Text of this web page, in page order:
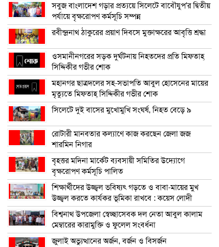
সবুজ বাংলাদেশ গড়ার প্রত্যয়ে সিলেটে বাবৌযুপ’র দ্বিতীয়
পর্যায়ে বৃক্ষরোপণ কর্মসূচি সম্পন্ন
রবীন্দ্রনাথ ঠাকুরের প্রয়াণ দিবসে মুক্তাক্ষরের আবৃত্তি শ্রদ্ধা
ওসমানীনগরের সড়ক দুর্ঘটনায় নিহতদের প্রতি মিফতাহ্
সিদ্দিকীর গভীর শোক
মহানগর ছাত্রদলের সহ-সভাপতি আবুল হোসেনের মায়ের
মৃত্যুতে মিফতাহ্ সিদ্দিকীর গভীর শোক
সিলেটে দুই বাসের মুখোমুখি সংঘর্ষ, নিহত বেড়ে ৯
রোটারী মানবতার কল্যাণে কাজ করছেন জেলা জজ
শারমিন নিগার
বৃহত্তর মদিনা মার্কেট ব্যবসায়ী সমিতির উদ্যোগে
বৃক্ষরোপণ কর্মসূচি পালিত
শিক্ষার্থীদের উজ্জ্বল ভবিষ্যৎ গড়তে ও বাবা-মায়ের মুখ
উজ্জ্বল করতে কার্যকর ভূমিকা রাখবে : কয়েস লোদী
বিশ্বনাথ উপজেলা স্বেচ্ছাসেবক দল নেতা আবুল কালাম
মেম্বারের কারামুক্তি ও ফুলেল সংবর্ধনা
জুলাই অভ্যুত্থানের অর্জন, বর্জন ও বিসর্জন